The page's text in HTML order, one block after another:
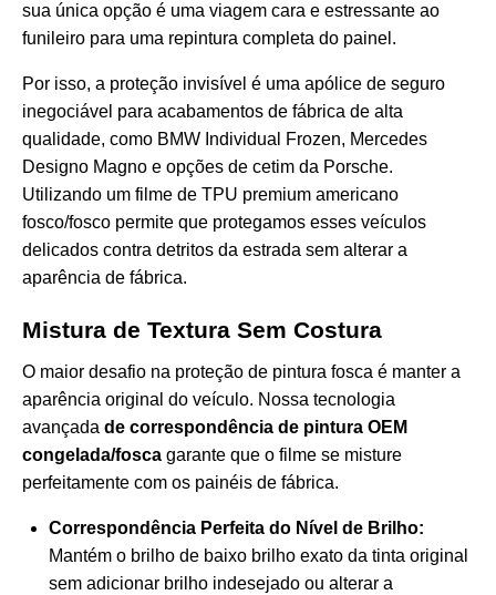
sua única opção é uma viagem cara e estressante ao
funileiro para uma repintura completa do painel.
Por isso, a proteção invisível é uma apólice de seguro
inegociável para acabamentos de fábrica de alta
qualidade, como BMW Individual Frozen, Mercedes
Designo Magno e opções de cetim da Porsche.
Utilizando um filme de TPU premium americano
fosco/fosco permite que protegamos esses veículos
delicados contra detritos da estrada sem alterar a
aparência de fábrica.
Mistura de Textura Sem Costura
O maior desafio na proteção de pintura fosca é manter a
aparência original do veículo. Nossa tecnologia
avançada de correspondência de pintura OEM
congelada/fosca garante que o filme se misture
perfeitamente com os painéis de fábrica.
Correspondência Perfeita do Nível de Brilho:
Mantém o brilho de baixo brilho exato da tinta original
sem adicionar brilho indesejado ou alterar a